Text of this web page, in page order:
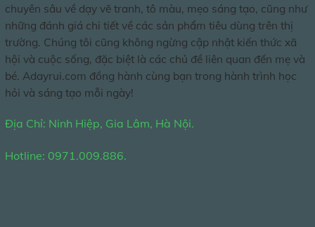
chuyên sâu về dạy vẽ tranh, tô màu, mẹo sáng tạo, cũng như
những đánh giá chi tiết về các sản phẩm tiêu dùng trên thị
trường. Chúng tôi cũng không ngừng cập nhật kiến thức xã
hội và cuộc sống, đặc biệt là các chủ đề liên quan đến mẹ và
bé. Adayrui.com đồng hành cùng bạn trong hành trình học
hỏi và sáng tạo mỗi ngày!
Địa Chỉ: Ninh Hiệp, Gia Lâm, Hà Nội.
Hotline: 0971.009.886.